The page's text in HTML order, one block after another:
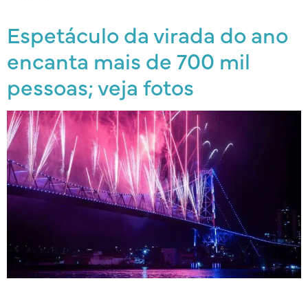
Espetáculo da virada do ano
encanta mais de 700 mil
pessoas; veja fotos